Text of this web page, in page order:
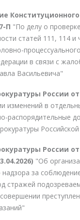
П "По делу о проверке
статей 111, 114 и
в связи с
Васильевича"
России от
изменений в
распорядительные
России от
"Об
надзора за
стражей